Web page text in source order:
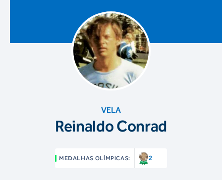
VELA
Reinaldo Conrad
MEDALHAS OLÍMPICAS: 2